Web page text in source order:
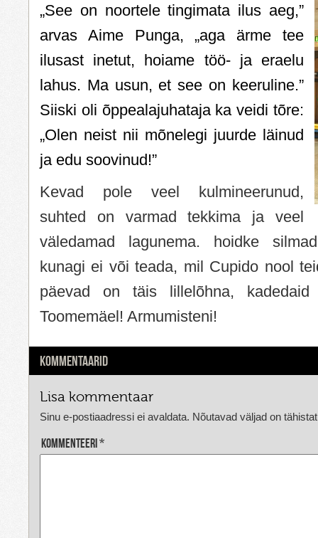
„See on noortele tingimata ilus aeg,”
arvas Aime Punga, „aga ärme tee
ilusast inetut, hoiame töö- ja eraelu
lahus. Ma usun, et see on keeruline.”
Siiski oli õppealajuhataja ka veidi tõre:
„Olen neist nii mõnelegi juurde läinud
ja edu soovinud!”
Kevad pole veel kulmineerunud,
suhted on varmad tekkima ja veel
väledamad lagunema. hoidke
kunagi ei või teada, mil Cupido nool
päevad on täis lillelõhna,
Toomemäel! Armumisteni!
KOMMENTAARID
Lisa kommentaar
Sinu e-postiaadressi ei avaldata. Nõutavad väljad on
Kommenteeri*